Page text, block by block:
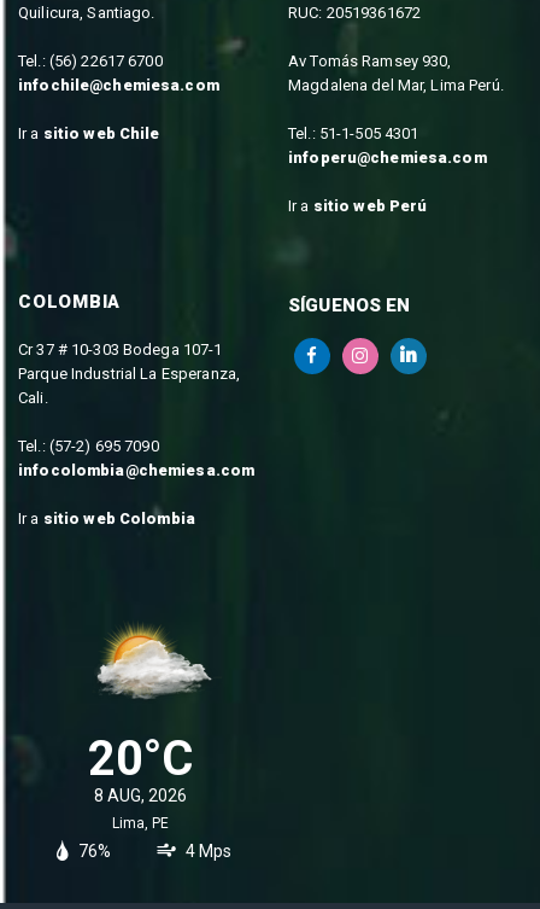
Quilicura, Santiago.
Tel.: (56) 22617 6700
infochile@chemiesa.com
Ir a sitio web Chile
RUC: 20519361672
Av Tomás Ramsey 930,
Magdalena del Mar, Lima Perú.
Tel.: 51-1-505 4301
infoperu@chemiesa.com
Ir a sitio web Perú
COLOMBIA
Cr 37 # 10-303 Bodega 107-1
Parque Industrial La Esperanza,
Cali.
Tel.: (57-2) 695 7090
infocolombia@chemiesa.com
Ir a sitio web Colombia
SÍGUENOS EN
20°C
8 AUG, 2026
Lima, PE
76% 4 Mps